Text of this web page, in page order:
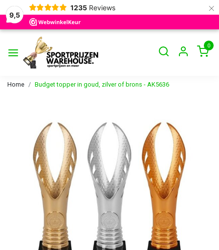
9,5
1235 Reviews ×
0
Home Budget topper in goud, zilver of brons - AK5636
Vorige